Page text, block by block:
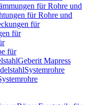
für Rohre und
für Rohre und
für
für
für
Geberit Mapress
Systemrohre